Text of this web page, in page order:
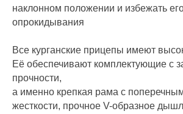
наклонном положении и избежать
опрокидывания
Все курганские прицепы имеют
Её обеспечивают комплектующие с
прочности,
а именно крепкая рама с
жесткости, прочное V-образное